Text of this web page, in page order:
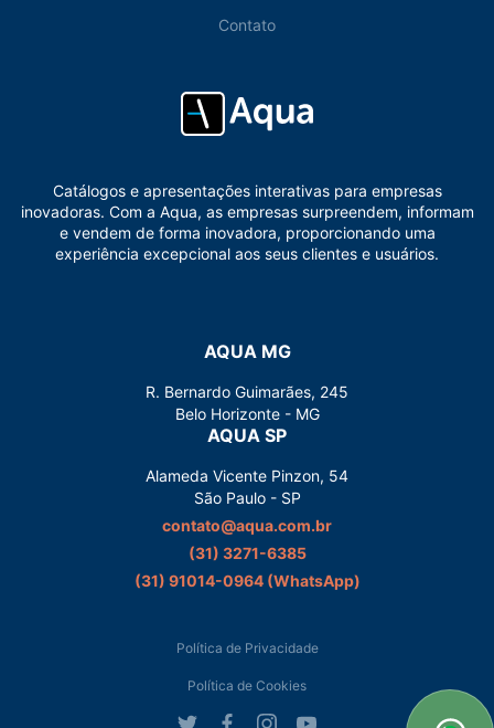
Contato
Catálogos e apresentações interativas para empresas
inovadoras. Com a Aqua, as empresas surpreendem, informam
e vendem de forma inovadora, proporcionando uma
experiência excepcional aos seus clientes e usuários.
AQUA MG
R. Bernardo Guimarães, 245
Belo Horizonte - MG
AQUA SP
Alameda Vicente Pinzon, 54
São Paulo - SP
contato@aqua.com.br
(31) 3271-6385
(31) 91014-0964‬ (WhatsApp)
Política de Privacidade
Política de Cookies